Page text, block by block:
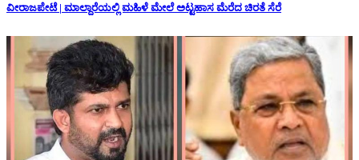
ವೀರಾಜಪೇಟೆ | ಮಾಲ್ದಾರೆಯಲ್ಲಿ ಮಹಿಳೆ ಮೇಲೆ ಅಟ್ಟಹಾಸ ಮೆರೆದ ಚಿರತೆ ಸೆರೆ